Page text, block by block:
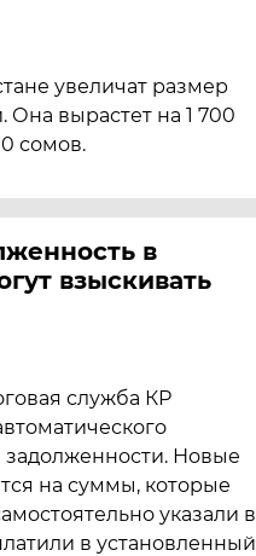
увеличат размер
вырастет на 1 700
сомов.
в
взыскивать
служба КР
задолженности. Новые
на суммы, которые
указали в
в установленный